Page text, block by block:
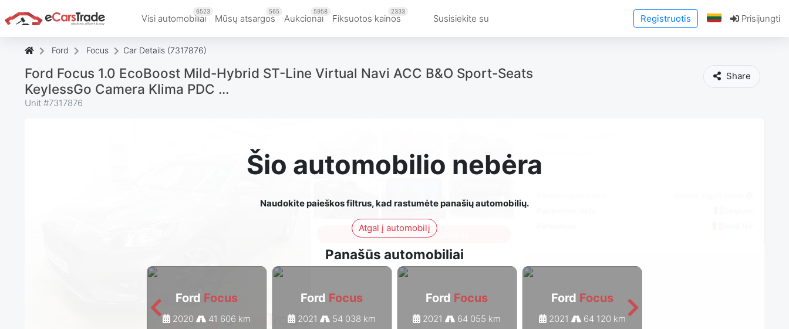
Visi automobiliai
6523
Mūsų atsargos
565
Aukcionai
5958
Fiksuotos kainos
2333
Susisiekite su Registruotis Prisijungti
Ford Focus Car Details (7317876)
Ford Focus 1.0 EcoBoost Mild-Hybrid ST-Line Virtual Navi ACC B&O Sport-Seats
KeylessGo Camera Klima PDC ...
Unit #7317876
Share
Šio automobilio nebėra
Naudokite paieškos filtrus, kad rastumėte panašių automobilių.
Atgal į automobilį
Panašūs automobiliai
Ford Focus
2020 41 606 km
Ford Focus
2021 54 038 km
Ford Focus
2021 64 055 km
Ford Focus
2021 64 120 km
Sign in to see all photos